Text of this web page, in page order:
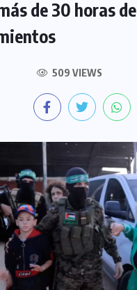
de 30 horas de
509 VIEWS